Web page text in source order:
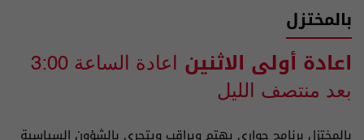
بالمختزل
اعادة أولى الاثنين
اعادة الساعة 3:00
بعد منتصف الليل
بالمختزل برنامج حواري يهتم ويراقب ويتحرى بالشؤون السياسية